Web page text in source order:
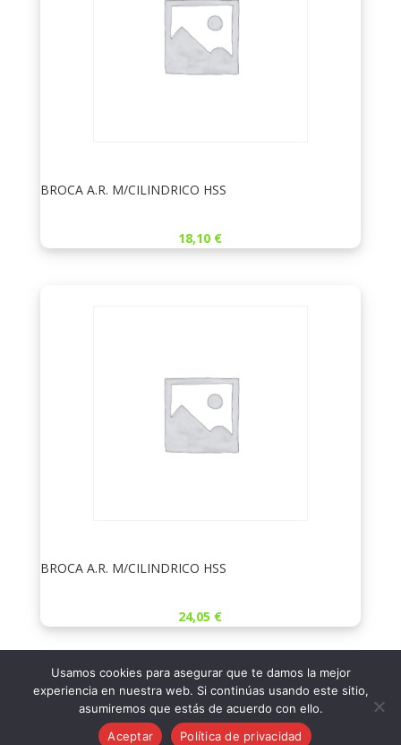
BROCA A.R. M/CILINDRICO HSS
18,10 €
BROCA A.R. M/CILINDRICO HSS
24,05 €
← 1 2 3 4 5
6
… 58 59 60 →
Usamos cookies para asegurar que te damos la mejor
experiencia en nuestra web. Si continúas usando este sitio,
asumiremos que estás de acuerdo con ello.
Aceptar
Política de privacidad